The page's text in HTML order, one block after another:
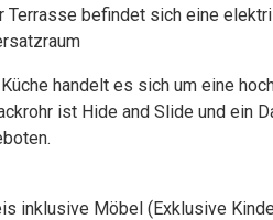
Terrasse befindet sich eine
handelt es sich um eine
ist Hide and Slide und ein
inklusive Möbel (Exklusive